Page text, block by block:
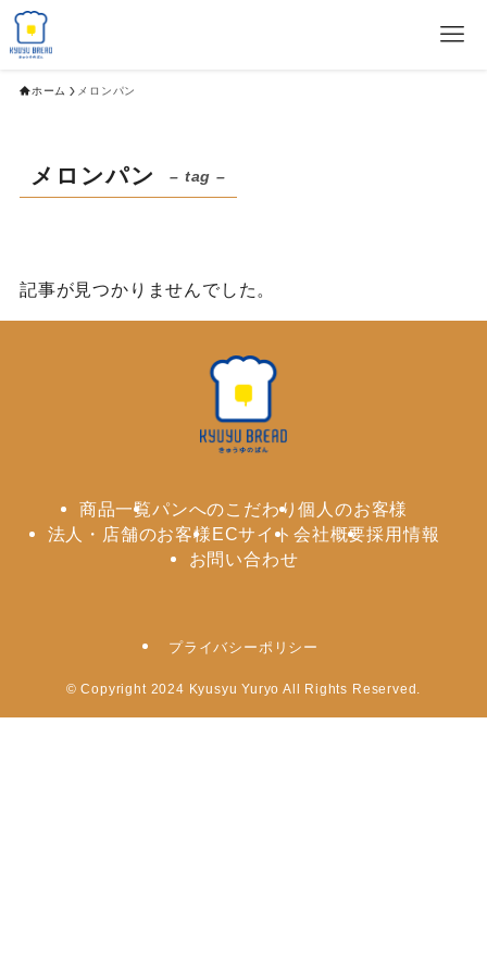
ホーム メロンパン
メロンパン – tag –
記事が見つかりませんでした。
商品一覧パンへのこだわり個人のお客様
法人・店舗のお客様ECサイト 会社概要採用情報
お問い合わせ
プライバシーポリシー
© Copyright 2024 Kyusyu Yuryo All Rights Reserved.